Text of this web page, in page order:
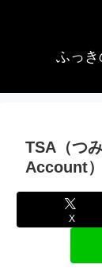
ふっ
TSA（つ
Account）
X